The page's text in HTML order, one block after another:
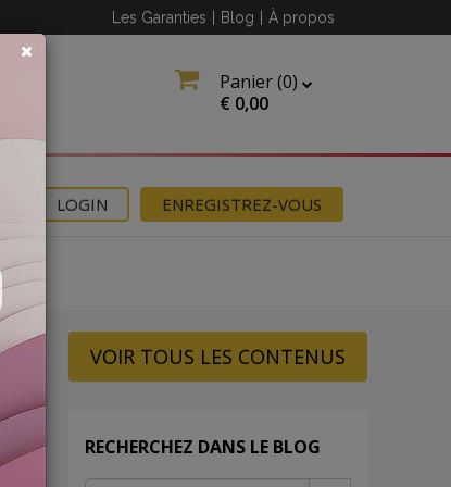
Les Garanties Blog À propos
Panier (0)
€ 0,00
ENREGISTREZ-VOUS
LOGIN
VOIR TOUS LES CONTENUS
RECHERCHEZ DANS LE BLOG